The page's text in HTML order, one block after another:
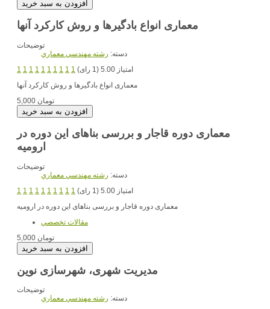
معماری انواع بادگیرها و روش کارکرد آنها
توضیحات
دسته: رشته مهندسي معماري
1 1 1 1 1 1 1 1 1 1
امتیاز 5.00 (1 رای)
5,000 تومان
معماری دوره قاجار و بررسی بناهای این دوره در
ارومیه
توضیحات
دسته: رشته مهندسي معماري
1 1 1 1 1 1 1 1 1 1
امتیاز 5.00 (1 رای)
مقالات تخصصي
5,000 تومان
مدیریت شهری، شهرسازی نوین
توضیحات
دسته: رشته مهندسي معماري